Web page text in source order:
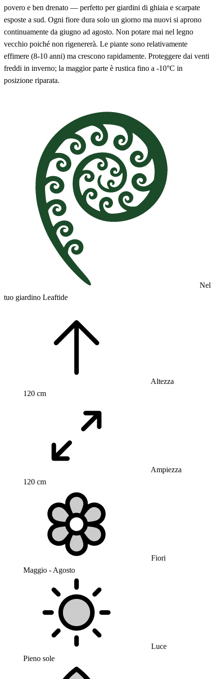
povero e ben drenato — perfetto per giardini di ghiaia e scarpate
esposte a sud. Ogni fiore dura solo un giorno ma nuovi si aprono
continuamente da giugno ad agosto. Non potare mai nel legno
vecchio poiché non rigenererà. Le piante sono relativamente
effimere (8-10 anni) ma crescono rapidamente. Proteggere dai venti
freddi in inverno; la maggior parte è rustica fino a -10°C in
posizione riparata.
Nel
tuo giardino Leaftide
Altezza
120 cm
Ampiezza
120 cm
Fiori
Maggio - Agosto
Luce
Pieno sole